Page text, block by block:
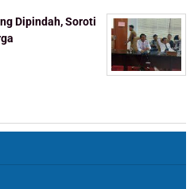
Dipindah, Soroti